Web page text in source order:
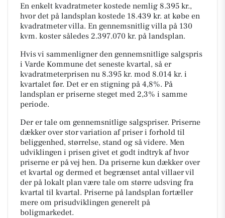
En enkelt kvadratmeter kostede nemlig 8.395 kr.,
hvor det på landsplan kostede 18.439 kr. at købe en
kvadratmeter villa. En gennemsnitlig villa på 130
kvm. koster således 2.397.070 kr. på landsplan.
Hvis vi sammenligner den gennemsnitlige salgspris
i Varde Kommune det seneste kvartal, så er
kvadratmeterprisen nu 8.395 kr. mod 8.014 kr. i
kvartalet før. Det er en stigning på 4,8%. På
landsplan er priserne steget med 2,3% i samme
periode.
Der er tale om gennemsnitlige salgspriser. Priserne
dækker over stor variation af priser i forhold til
beliggenhed, størrelse, stand og så videre. Men
udviklingen i prisen givet et godt indtryk af hvor
priserne er på vej hen. Da priserne kun dækker over
et kvartal og dermed et begrænset antal villaer vil
der på lokalt plan være tale om større udsving fra
kvartal til kvartal. Priserne på landsplan fortæller
mere om prisudviklingen generelt på
boligmarkedet.